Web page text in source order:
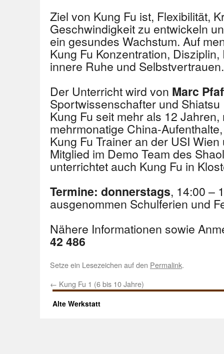
Ziel von Kung Fu ist, Flexibilität,
Geschwindigkeit zu entwickeln
ein gesundes Wachstum. Auf
Kung Fu Konzentration,
innere Ruhe und Selbstvertrauen.
Der Unterricht wird von Marc
Sportwissenschafter und
Kung Fu seit mehr als 12
mehrmonatige China-
Kung Fu Trainer an der USI
Mitglied im Demo Team des
unterrichtet auch Kung Fu in
Termine: donnerstags, 14:00 –
ausgenommen Schulferien und
Nähere Informationen sowie
42 486
Setze ein Lesezeichen auf den Permalink.
← Kung Fu 1 (6 bis 10 Jahre)
Alte Werkstatt